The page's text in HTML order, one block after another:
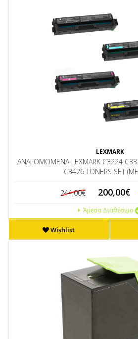
LEXMARK
ΑΝΑΓΟΜΩΜΕΝΑ LEXMARK C3224
C3426 TONERS SET
244,00€ 200,00€
Άμεσα Διαθέσιμο
Wishlist